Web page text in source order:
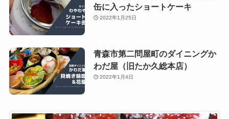
缶に入ったショートケーキ
2022年1月25日
青森市第二問屋町のダイニングか
わだ屋（旧たか久総本店）
2022年1月4日